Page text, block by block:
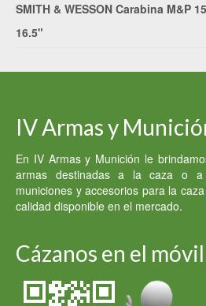
SMITH & WESSON Carabina M&P
16.5"
IV Armas y
En IV Armas y Munición le
armas destinadas a la caza o
municiones y accesorios para la
calidad disponible en el mercado.
Cázanos en el móvil